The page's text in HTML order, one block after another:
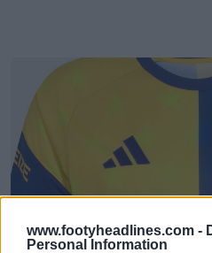
www.footyheadlines.com -
Personal Information